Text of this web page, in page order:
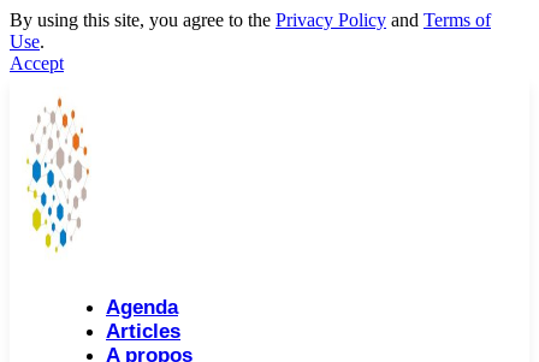
By using this site, you agree to the Privacy Policy and Terms of
Use.
Accept
Agenda
Articles
A propos